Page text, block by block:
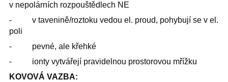
v nepolárních rozpouštědlech NE
- v tavenině/roztoku vedou el. proud, pohybují se v el.
poli
- pevné, ale křehké
- ionty vytvářejí pravidelnou prostorovou mřížku
KOVOVÁ VAZBA: